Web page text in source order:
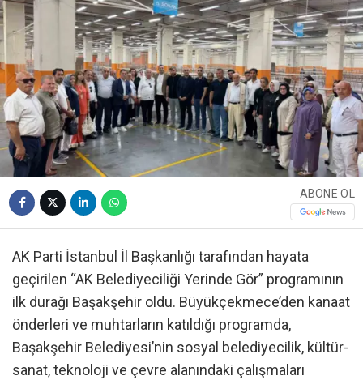
ABONE OL
AK Parti İstanbul İl Başkanlığı tarafından hayata
geçirilen “AK Belediyeciliği Yerinde Gör” programının
ilk durağı Başakşehir oldu. Büyükçekmece’den kanaat
önderleri ve muhtarların katıldığı programda,
Başakşehir Belediyesi’nin sosyal belediyecilik, kültür-
sanat, teknoloji ve çevre alanındaki çalışmaları